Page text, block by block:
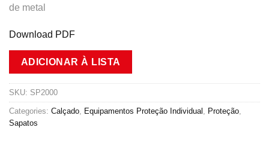
de metal
Download PDF
ADICIONAR À LISTA
SKU: SP2000
Categories: Calçado Equipamentos Proteção Individual Proteção
Sapatos